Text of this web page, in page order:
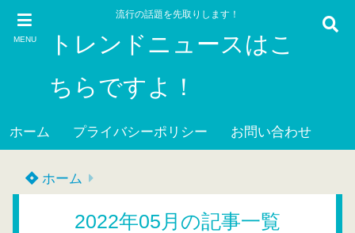
MENU
流行の話題を先取りします！
トレンドニュースはこ
ちらですよ！
ホーム プライバシーポリシー お問い合わせ
ホーム
2022年05月の記事一覧